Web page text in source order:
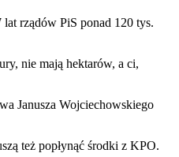
rządów PiS ponad 120 tys.
nie mają hektarów, a ci,
Janusza Wojciechowskiego
też popłynąć środki z KPO.